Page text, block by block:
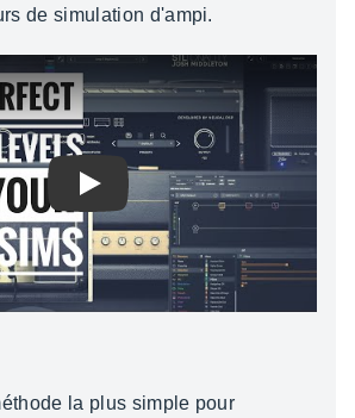
de simulation d'ampi.
Play
la plus simple pour